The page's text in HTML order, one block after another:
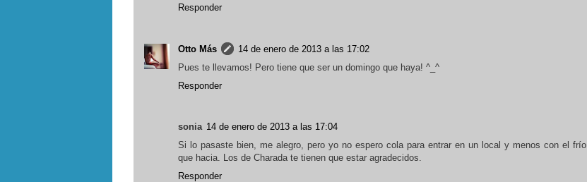
Responder
Otto Más
14 de enero de 2013 a las 17:02
Pues te llevamos! Pero tiene que ser un domingo que haya! ^_^
Responder
sonia 14 de enero de 2013 a las 17:04
Si lo pasaste bien, me alegro, pero yo no espero cola para entrar en un local y menos con el frío
que hacia. Los de Charada te tienen que estar agradecidos.
Responder